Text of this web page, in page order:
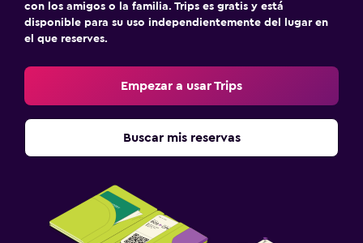
con los amigos o la familia. Trips es gratis y está
disponible para su uso independientemente del lugar en
el que reserves.
Empezar a usar Trips
Buscar mis reservas